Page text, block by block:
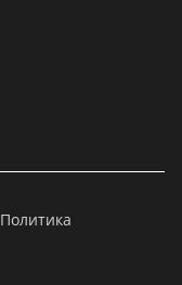
Политика